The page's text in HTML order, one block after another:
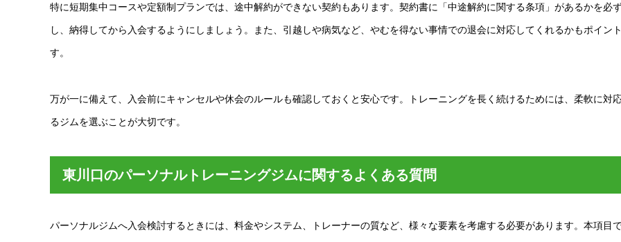
特に短期集中コースや定額制プランでは、途中解約ができない契約もあります。契約書に「中途解約に関する条項」があるかを必
し、納得してから入会するようにしましょう。また、引越しや病気など、やむを得ない事情での退会に対応してくれるかもポイン
す。
万が一に備えて、入会前にキャンセルや休会のルールも確認しておくと安心です。トレーニングを長く続けるためには、柔軟に対
るジムを選ぶことが大切です。
東川口のパーソナルトレーニングジムに関するよくある質問
パーソナルジムへ入会検討するときには、料金やシステム、トレーナーの質など、様々な要素を考慮する必要があります。本項目で